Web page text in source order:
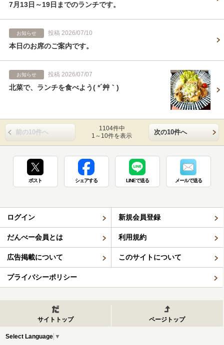
7月13日～19日までのランチです。
お知らせ 投稿 2026/07/10
本日のお席のご案内です。
お知らせ 投稿 2026/07/07
北菜で、ランチを食べよう( *´艸｀)
前の10件へ
1104件中
1～10件を表示
次の10件へ
ポスト シェアする LINEで送る メールで送る
ログイン 新規会員登録
だんべー会員とは 利用規約
広告掲載について このサイトについて
プライバシーポリシー
サイトトップ ページトップ
Select Language ▼